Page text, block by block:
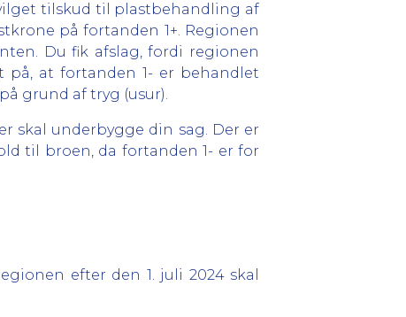
tilskud til plastbehandling af
på fortanden 1+. Regionen
Du fik afslag, fordi regionen
på, at fortanden 1- er behandlet
grund af tryg (usur).
skal underbygge din sag. Der er
til broen, da fortanden 1- er for
efter den 1. juli 2024 skal